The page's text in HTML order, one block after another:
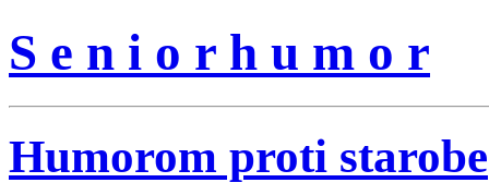
S e n i o r h u m o r
Humorom proti starobe